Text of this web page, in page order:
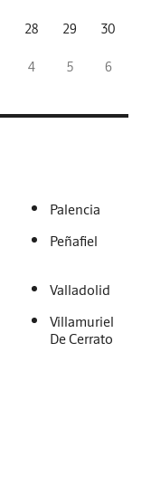
28 29 30
4 5 6
Palencia
Peñafiel
Valladolid
Villamuriel
De Cerrato